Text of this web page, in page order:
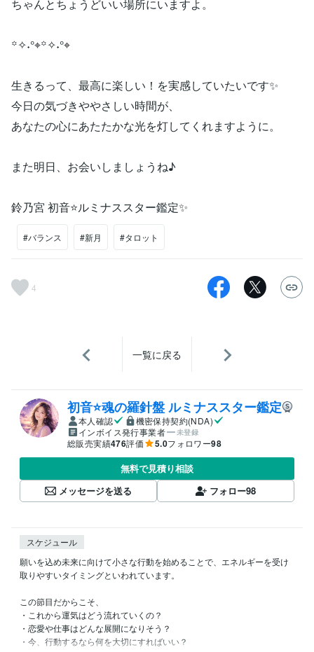
ちゃんとちょうどいい場所にいますよ。
꙳✧˖°⌖꙳✧˖°⌖
生きるって、最高に楽しい！を実感していたいです✨
今日の気づきややさしい時間が、
あなたの心にあたたかな光を灯してくれますように。
また明日、お会いしましょうね♪
鈴乃宮 初音⭐️ルミナススター鑑定✨
#バランス #新月 #タロット
4
一覧に戻る
初音⭐️魂の羅針盤 ルミナススター鑑定
本人確認
機密保持契約(NDA)
インボイス発行事業者
未登録
総販売実績476評価 5.0フォロワー98
無料で見積り相談
メッセージを送る
フォロー98
スケジュール
願いを込め未来に向けて小さな行動を始めることで、エネルギーを受け
取りやすいタイミングといわれています。
この節目だからこそ、
・これから運気はどう流れていくの？
・恋愛や仕事はどんな展開になりそう？
・今、行動するなら何を大切にすればいい？